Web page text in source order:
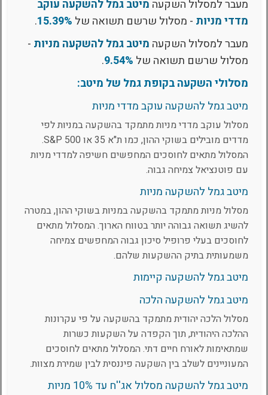
מעבר למסלול השקעה מיטב גמל להשקעה עוקב
מדדי מניות - מסלול שרשם תשואה של 15.39%
.
מעבר למסלול השקעה מיטב גמל להשקעה מניות -
מסלול שרשם תשואה של 9.54%
.
מסלולי השקעה בקופת גמל של מיטב:
מיטב גמל להשקעה עוקב מדדי מניות
מסלול עוקב מדדי מניות מתמקד בהשקעה במניות לפי
מדדים מובילים בשוקי ההון, כמו ת"א 35 או S&P 500.
המסלול מתאים לחוסכים המחפשים חשיפה למדדי מניות
עם פוטנציאל צמיחה גבוה.
מיטב גמל להשקעה מניות
מסלול מניות מתמקד בהשקעה במניות בשוקי ההון, במטרה
להשיג תשואה גבוהה יותר בטווח הארוך. המסלול מתאים
לחוסכים בעלי פרופיל סיכון גבוה המחפשים צמיחה
משמעותית בתיק ההשקעות שלהם.
מיטב גמל להשקעה קיימות
מיטב גמל להשקעה הלכה
מסלול הלכה יהודית מתמקד בהשקעה על פי עקרונות
ההלכה היהודית, תוך הקפדה על השקעות כשרות
שמתאימות לאורח חיים דתי. המסלול מתאים לחוסכים
המעוניינים לשלב בין השקעה פיננסית לבין שמירת מצוות.
מיטב גמל להשקעה מסלול אג''ח עד 10% מניות